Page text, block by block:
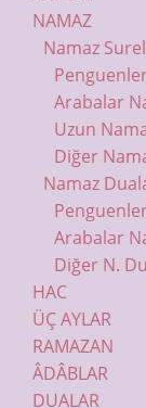
NAMAZ
Namaz
Arabalar
Uzun
Diğer
Namaz
Arabalar
Diğer N.
HAC
ÜÇ AYLAR
RAMAZAN
ÂDÂBLAR
DUALAR